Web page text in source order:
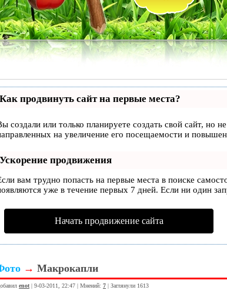
Как продвинуть сайт на первые места?
создали или только планируете создать свой сайт, но
на увеличение его посещаемости и
Ускорение продвижения
вам трудно попасть на первые места в поиске
уже в течение первых 7 дней. Если ни один
Начать продвижение сайта
→ Макрокапли
enot | 9-03-2011, 22:47 | Мнений: 7 | Заглянули 1613